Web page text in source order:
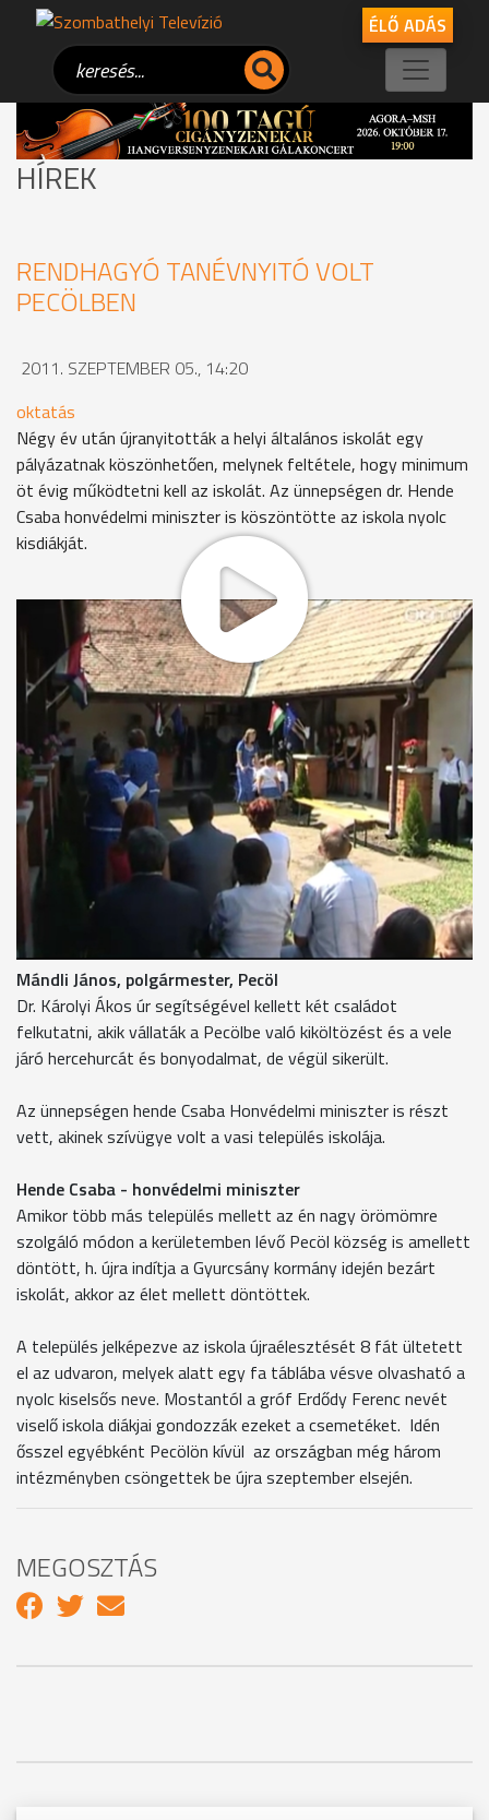
ÉLŐ ADÁS
HÍREK
RENDHAGYÓ TANÉVNYITÓ VOLT
PECÖLBEN
2011. SZEPTEMBER 05., 14:20
oktatás
Négy év után újranyitották a helyi általános iskolát egy
pályázatnak köszönhetően, melynek feltétele, hogy minimum
öt évig működtetni kell az iskolát. Az ünnepségen dr. Hende
Csaba honvédelmi miniszter is köszöntötte az iskola nyolc
kisdiákját.
Ma délután Pecöl apraja nagyja összegyűlt, hogy rendhagyó
tanévnyitón ünnepelje meg a négy éve bezárt iskola
újranyitását. A község az ikervári ÁMK tagiskolájaként adta
be a pályázatot. Huszonhárom millió forint vissza nem
térítendő támogatást kapott , ebből fűtési rendszert,
vizesblokkot és tantermet korszerűsítettek, valamint a
három pedagógus munkabérét, az informatikai fejlesztést
illetve az üzemeltetési költségeket finanszírozzák. Az iskola
újraindításához nyolc tanulóra volt szükség. Ez azonban nem
bizonyult annyira egyszerűnek. Két négygyermekes családot
a faluba költöztettek, így lett meg az újraindításhoz
szükséges létszám, cserébe ők egy évig mentesülnek a
lakásbérleti díj fizetése alól.
Mándli János, polgármester, Pecöl
Dr. Károlyi Ákos úr segítségével kellett két családot
felkutatni, akik vállaták a Pecölbe való kiköltözést és a vele
járó hercehurcát és bonyodalmat, de végül sikerült.
Az ünnepségen hende Csaba Honvédelmi miniszter is részt
vett, akinek szívügye volt a vasi település iskolája.
Hende Csaba - honvédelmi miniszter
Amikor több más település mellett az én nagy örömömre
szolgáló módon a kerületemben lévő Pecöl község is amellett
döntött, h. újra indítja a Gyurcsány kormány idején bezárt
iskolát, akkor az élet mellett döntöttek.
A település jelképezve az iskola újraélesztését 8 fát ültetett
el az udvaron, melyek alatt egy fa táblába vésve olvasható a
nyolc kiselsős neve. Mostantól a gróf Erdődy Ferenc nevét
viselő iskola diákjai gondozzák ezeket a csemetéket. Idén
ősszel egyébként Pecölön kívül az országban még három
intézményben csöngettek be újra szeptember elsején.
MEGOSZTÁS